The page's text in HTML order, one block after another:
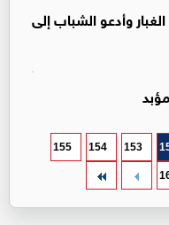
وأدعو الشباب إلى
153
154
155